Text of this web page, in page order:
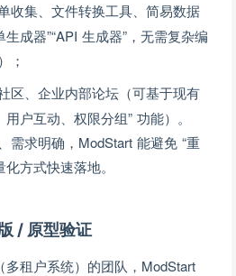
收集、文件转换工具、简易数据
成器”“API 生成器”，无需复杂编
；
区、企业内部论坛（可基于现有
户互动、权限分组” 功能）。
需求明确，ModStart 能避免 “重
方式快速落地。
/ 原型验证
租户系统）的团队，ModStart